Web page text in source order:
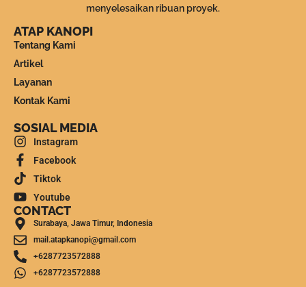
menyelesaikan ribuan proyek.
ATAP KANOPI
Tentang Kami
Artikel
Layanan
Kontak Kami
SOSIAL MEDIA
Instagram
Facebook
Tiktok
Youtube
CONTACT
Surabaya, Jawa Timur, Indonesia
mail.atapkanopi@gmail.com
+6287723572888
+6287723572888